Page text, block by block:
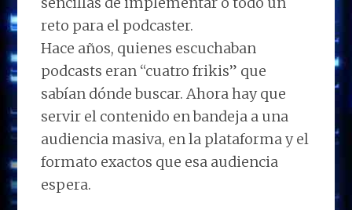
reto para el podcaster.​
Hace años, quienes escuchaban
podcasts eran “cuatro frikis” que
sabían dónde buscar. Ahora hay que
servir el contenido en bandeja a una
audiencia masiva, en la plataforma y el
formato exactos que esa audiencia
espera.